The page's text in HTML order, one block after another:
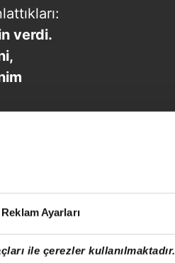
Reklam Ayarları
ile çerezler kullanılmaktadır.
verdi.
Bu
göre